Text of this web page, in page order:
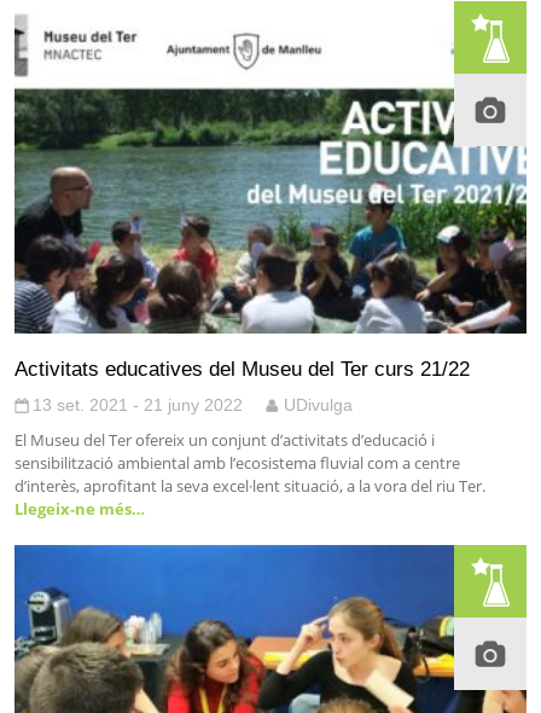
Activitats educatives del Museu del Ter curs 21/22
13 set. 2021 - 21 juny 2022 UDivulga
El Museu del Ter ofereix un conjunt d’activitats d’educació i
sensibilització ambiental amb l’ecosistema fluvial com a centre
d’interès, aprofitant la seva excel·lent situació, a la vora del riu Ter.
Llegeix-ne més…